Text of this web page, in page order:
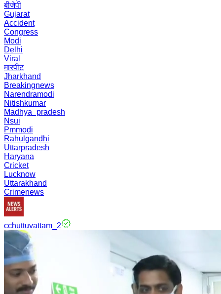
बीजेपी
Gujarat
Accident
Congress
Modi
Delhi
Viral
मारपीट
Jharkhand
Breakingnews
Narendramodi
Nitishkumar
Madhya_pradesh
Nsui
Pmmodi
Rahulgandhi
Uttarpradesh
Haryana
Cricket
Lucknow
Uttarakhand
Crimenews
cchuttuvattam_2